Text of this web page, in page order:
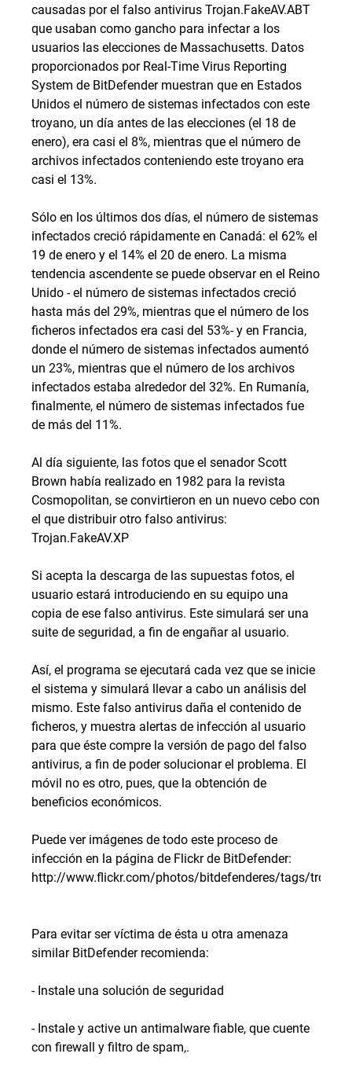
causadas por el falso antivirus Trojan.FakeAV.ABT
que usaban como gancho para infectar a los
usuarios las elecciones de Massachusetts. Datos
proporcionados por Real-Time Virus Reporting
System de BitDefender muestran que en Estados
Unidos el número de sistemas infectados con este
troyano, un día antes de las elecciones (el 18 de
enero), era casi el 8%, mientras que el número de
archivos infectados conteniendo este troyano era
casi el 13%.
Sólo en los últimos dos días, el número de sistemas
infectados creció rápidamente en Canadá: el 62% el
19 de enero y el 14% el 20 de enero. La misma
tendencia ascendente se puede observar en el Reino
Unido - el número de sistemas infectados creció
hasta más del 29%, mientras que el número de los
ficheros infectados era casi del 53%- y en Francia,
donde el número de sistemas infectados aumentó
un 23%, mientras que el número de los archivos
infectados estaba alrededor del 32%. En Rumanía,
finalmente, el número de sistemas infectados fue
de más del 11%.
Al día siguiente, las fotos que el senador Scott
Brown había realizado en 1982 para la revista
Cosmopolitan, se convirtieron en un nuevo cebo con
el que distribuir otro falso antivirus:
Trojan.FakeAV.XP
Si acepta la descarga de las supuestas fotos, el
usuario estará introduciendo en su equipo una
copia de ese falso antivirus. Este simulará ser una
suite de seguridad, a fin de engañar al usuario.
Así, el programa se ejecutará cada vez que se inicie
el sistema y simulará llevar a cabo un análisis del
mismo. Este falso antivirus daña el contenido de
ficheros, y muestra alertas de infección al usuario
para que éste compre la versión de pago del falso
antivirus, a fin de poder solucionar el problema. El
móvil no es otro, pues, que la obtención de
beneficios económicos.
Puede ver imágenes de todo este proceso de
infección en la página de Flickr de BitDefender:
http://www.flickr.com/photos/bitdefenderes/tags/
Para evitar ser víctima de ésta u otra amenaza
similar BitDefender recomienda:
- Instale una solución de seguridad
- Instale y active un antimalware fiable, que cuente
con firewall y filtro de spam,.